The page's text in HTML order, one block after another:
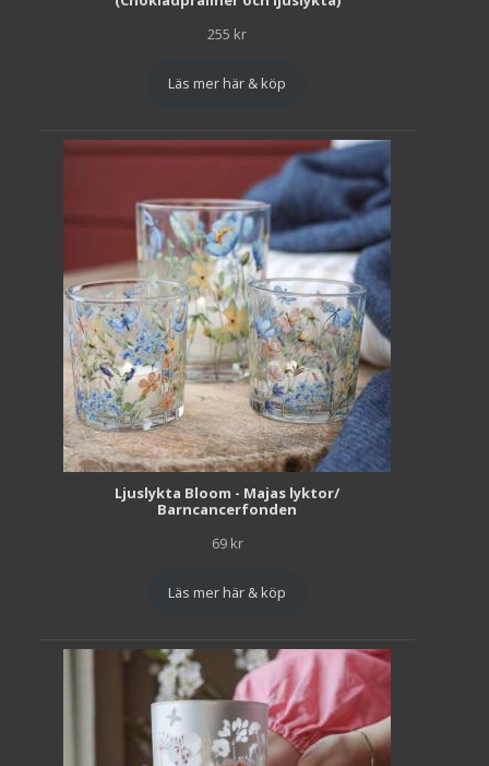
255 kr
Läs mer här & köp
Ljuslykta Bloom - Majas lyktor/
Barncancerfonden
69 kr
Läs mer här & köp